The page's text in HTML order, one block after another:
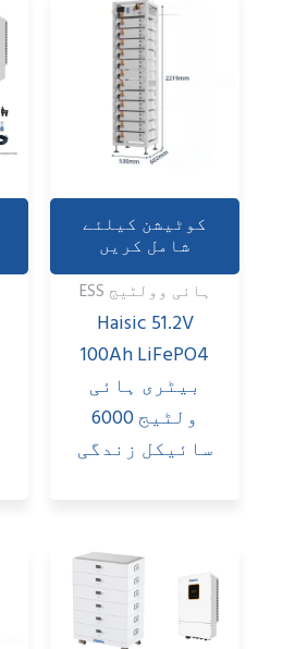
کوٹیشن کیلئے
شامل کریں
ہائی وولٹیج ESS
Haisic 51.2V
100Ah LiFePO4
بیٹری ہائی
ولٹیج 6000
سائیکل زندگی